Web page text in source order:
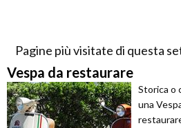
Pagine più visitate di questa
Vespa da restaurare
Storica o
una